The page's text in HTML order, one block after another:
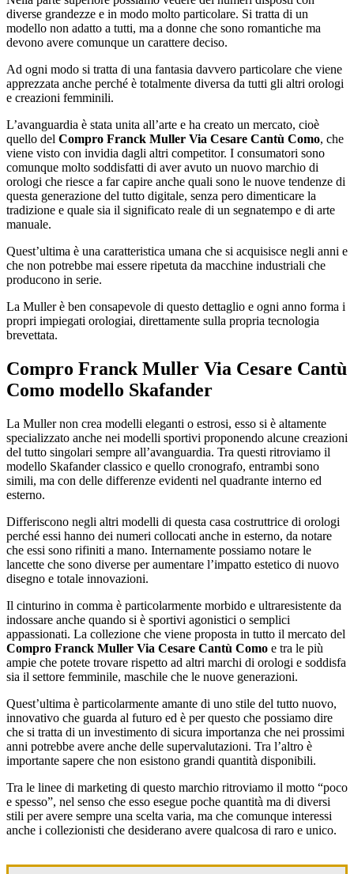
diverse grandezze e in modo molto particolare. Si tratta di un
modello non adatto a tutti, ma a donne che sono romantiche ma
devono avere comunque un carattere deciso.
Ad ogni modo si tratta di una fantasia davvero particolare che viene
apprezzata anche perché è totalmente diversa da tutti gli altri orologi
e creazioni femminili.
L’avanguardia è stata unita all’arte e ha creato un mercato, cioè
quello del Compro Franck Muller Via Cesare Cantù Como, che
viene visto con invidia dagli altri competitor. I consumatori sono
comunque molto soddisfatti di aver avuto un nuovo marchio di
orologi che riesce a far capire anche quali sono le nuove tendenze di
questa generazione del tutto digitale, senza pero dimenticare la
tradizione e quale sia il significato reale di un segnatempo e di arte
manuale.
Quest’ultima è una caratteristica umana che si acquisisce negli anni e
che non potrebbe mai essere ripetuta da macchine industriali che
producono in serie.
La Muller è ben consapevole di questo dettaglio e ogni anno forma i
propri impiegati orologiai, direttamente sulla propria tecnologia
brevettata.
Compro Franck Muller Via Cesare Cantù
Como modello Skafander
La Muller non crea modelli eleganti o estrosi, esso si è altamente
specializzato anche nei modelli sportivi proponendo alcune creazioni
del tutto singolari sempre all’avanguardia. Tra questi ritroviamo il
modello Skafander classico e quello cronografo, entrambi sono
simili, ma con delle differenze evidenti nel quadrante interno ed
esterno.
Differiscono negli altri modelli di questa casa costruttrice di orologi
perché essi hanno dei numeri collocati anche in esterno, da notare
che essi sono rifiniti a mano. Internamente possiamo notare le
lancette che sono diverse per aumentare l’impatto estetico di nuovo
disegno e totale innovazioni.
Il cinturino in comma è particolarmente morbido e ultraresistente da
indossare anche quando si è sportivi agonistici o semplici
appassionati. La collezione che viene proposta in tutto il mercato del
Compro Franck Muller Via Cesare Cantù Como e tra le più
ampie che potete trovare rispetto ad altri marchi di orologi e soddisfa
sia il settore femminile, maschile che le nuove generazioni.
Quest’ultima è particolarmente amante di uno stile del tutto nuovo,
innovativo che guarda al futuro ed è per questo che possiamo dire
che si tratta di un investimento di sicura importanza che nei prossimi
anni potrebbe avere anche delle supervalutazioni. Tra l’altro è
importante sapere che non esistono grandi quantità disponibili.
Tra le linee di marketing di questo marchio ritroviamo il motto “poco
e spesso”, nel senso che esso esegue poche quantità ma di diversi
stili per avere sempre una scelta varia, ma che comunque interessi
anche i collezionisti che desiderano avere qualcosa di raro e unico.